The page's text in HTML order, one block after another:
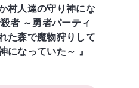
村人達の守り神にな
者 ～勇者パーティ
た森で魔物狩りして
になっていた～ 』